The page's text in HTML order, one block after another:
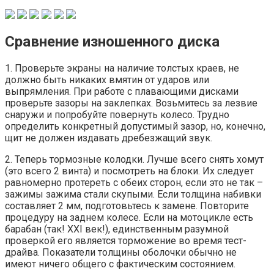
Сравнение изношенного диска
1. Проверьте экраны на наличие толстых краев, не
должно быть никаких вмятин от ударов или
выпрямления. При работе с плавающими дисками
проверьте зазоры на заклепках. Возьмитесь за лезвие
снаружи и попробуйте повернуть колесо. Трудно
определить конкретный допустимый зазор, но, конечно,
щит не должен издавать дребезжащий звук.
2. Теперь тормозные колодки. Лучше всего снять хомут
(это всего 2 винта) и посмотреть на блоки. Их следует
равномерно протереть с обеих сторон, если это не так –
зажимы зажима стали скупыми. Если толщина набивки
составляет 2 мм, подготовьтесь к замене. Повторите
процедуру на заднем колесе. Если на мотоцикле есть
барабан (так! XXI век!), единственным разумной
проверкой его является торможение во время тест-
драйва. Показатели толщины оболочки обычно не
имеют ничего общего с фактическим состоянием.